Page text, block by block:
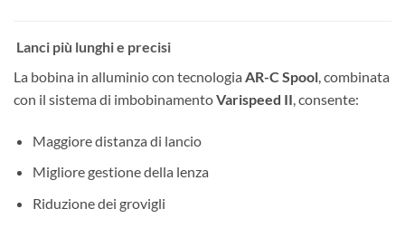
Lanci più lunghi e precisi
La bobina in alluminio con tecnologia AR-C Spool , combinata
con il sistema di imbobinamentoVarispeed II , consente:
Maggiore distanza di lancio
Migliore gestione della lenza
Riduzione dei grovigli